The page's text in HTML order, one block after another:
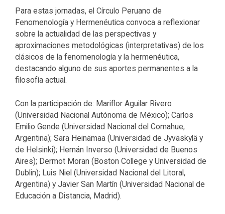
Para estas jornadas, el Círculo Peruano de
Fenomenología y Hermenéutica convoca a reflexionar
sobre la actualidad de las perspectivas y
aproximaciones metodológicas (interpretativas) de los
clásicos de la fenomenología y la hermenéutica,
destacando alguno de sus aportes permanentes a la
filosofía actual.
Con la participación de: Mariflor Aguilar Rivero
(Universidad Nacional Autónoma de México); Carlos
Emilio Gende (Universidad Nacional del Comahue,
Argentina); Sara Heinämaa (Universidad de Jyväskylä y
de Helsinki); Hernán Inverso (Universidad de Buenos
Aires); Dermot Moran (Boston College y Universidad de
Dublin); Luis Niel (Universidad Nacional del Litoral,
Argentina) y Javier San Martín (Universidad Nacional de
Educación a Distancia, Madrid).